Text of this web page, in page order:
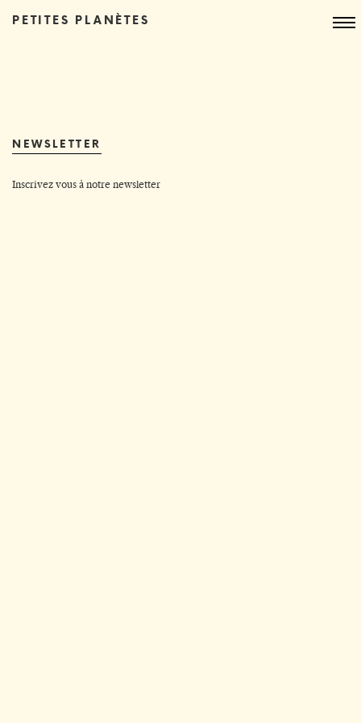
PETITES PLANÈTES
NEWSLETTER
Inscrivez vous à notre newsletter